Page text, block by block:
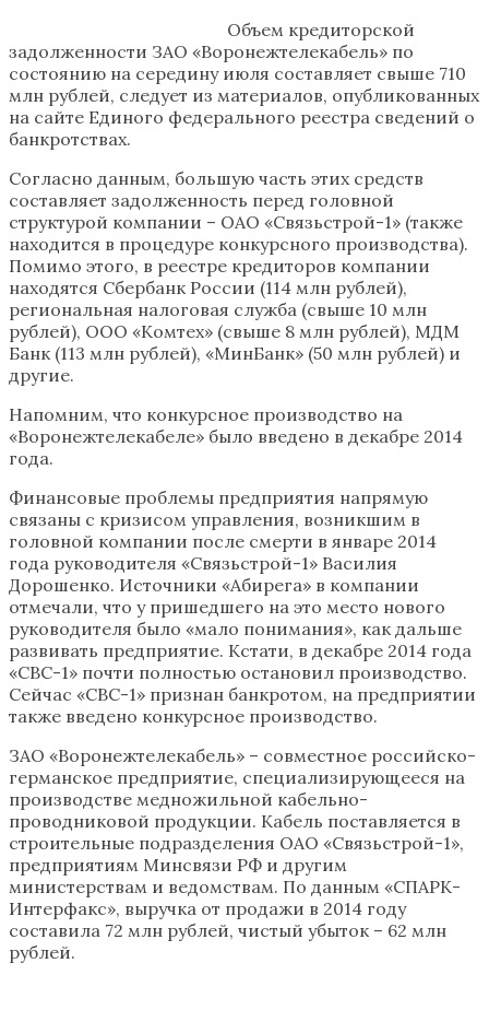
Объем кредиторской
задолженности ЗАО «Воронежтелекабель» по
состоянию на середину июля составляет свыше 710
млн рублей, следует из материалов, опубликованных
на сайте Единого федерального реестра сведений о
банкротствах.
Согласно данным, большую часть этих средств
составляет задолженность перед головной
структурой компании – ОАО «Связьстрой-1» (также
находится в процедуре конкурсного производства).
Помимо этого, в реестре кредиторов компании
находятся Сбербанк России (114 млн рублей),
региональная налоговая служба (свыше 10 млн
рублей), ООО «Комтех» (свыше 8 млн рублей), МДМ
Банк (113 млн рублей), «МинБанк» (50 млн рублей) и
другие.
Напомним, что конкурсное производство на
«Воронежтелекабеле» было введено в декабре 2014
года.
Финансовые проблемы предприятия напрямую
связаны с кризисом управления, возникшим в
головной компании после смерти в январе 2014
года руководителя «Связьстрой-1» Василия
Дорошенко. Источники «Абирега» в компании
отмечали, что у пришедшего на это место нового
руководителя было «мало понимания», как дальше
развивать предприятие. Кстати, в декабре 2014 года
«СВС-1» почти полностью остановил производство.
Сейчас «СВС-1» признан банкротом, на предприятии
также введено конкурсное производство.
ЗАО «Воронежтелекабель» – совместное российско-
германское предприятие, специализирующееся на
производстве медножильной кабельно-
проводниковой продукции. Кабель поставляется в
строительные подразделения ОАО «Связьстрой-1»,
предприятиям Минсвязи РФ и другим
министерствам и ведомствам. По данным «СПАРК-
Интерфакс», выручка от продажи в 2014 году
составила 72 млн рублей, чистый убыток – 62 млн
рублей.